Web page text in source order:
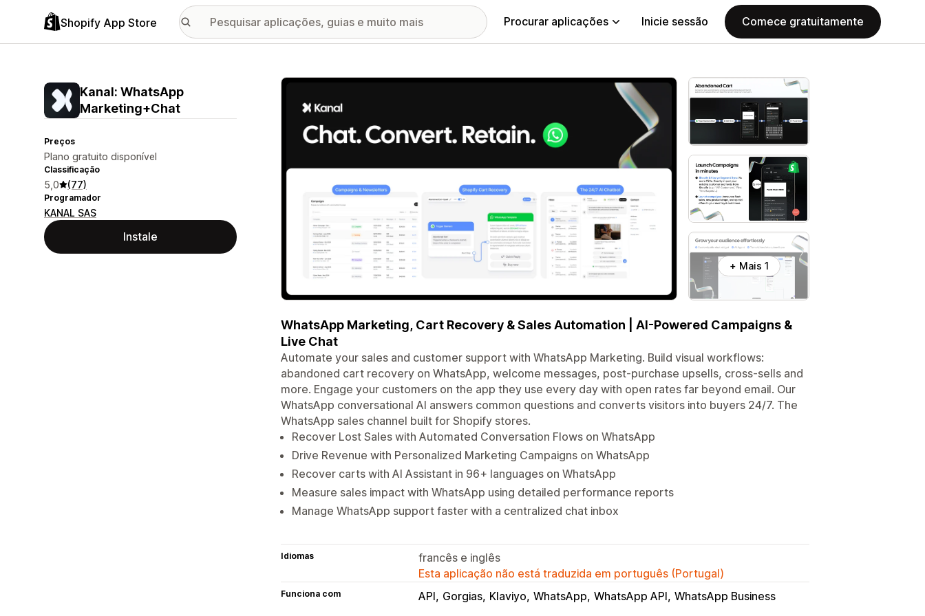
Shopify App Store Procurar aplicações Inicie sessão Comece gratuitamente
Kanal: WhatsApp
Marketing+Chat
Preços
Plano gratuito disponível
Classificação
5,0 (77)
Programador
KANAL SAS
Instale
Galeria de imagens em destaque
+ Mais 1
WhatsApp Marketing, Cart Recovery & Sales Automation | AI-Powered Campaigns &
Live Chat
Automate your sales and customer support with WhatsApp Marketing. Build visual workflows:
abandoned cart recovery on WhatsApp, welcome messages, post-purchase upsells, cross-sells and
more. Engage your customers on the app they use every day with open rates far beyond email. Our
WhatsApp conversational AI answers common questions and converts visitors into buyers 24/7. The
WhatsApp sales channel built for Shopify stores.
Recover Lost Sales with Automated Conversation Flows on WhatsApp
Drive Revenue with Personalized Marketing Campaigns on WhatsApp
Recover carts with AI Assistant in 96+ languages on WhatsApp
Measure sales impact with WhatsApp using detailed performance reports
Manage WhatsApp support faster with a centralized chat inbox
Idiomas
francês e inglês
Esta aplicação não está traduzida em português (Portugal)
Funciona com API Gorgias Klaviyo WhatsApp WhatsApp API WhatsApp Business